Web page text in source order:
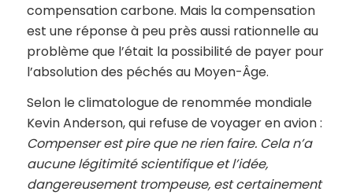
compensation carbone. Mais la compensation
est une réponse à peu près aussi rationnelle au
problème que l’était la possibilité de payer pour
l’absolution des péchés au Moyen-Âge.
Selon le climatologue de renommée mondiale
Kevin Anderson, qui refuse de voyager en avion :
Compenser est pire que ne rien faire. Cela n’a
aucune légitimité scientifique et l’idée,
dangereusement trompeuse, est certainement